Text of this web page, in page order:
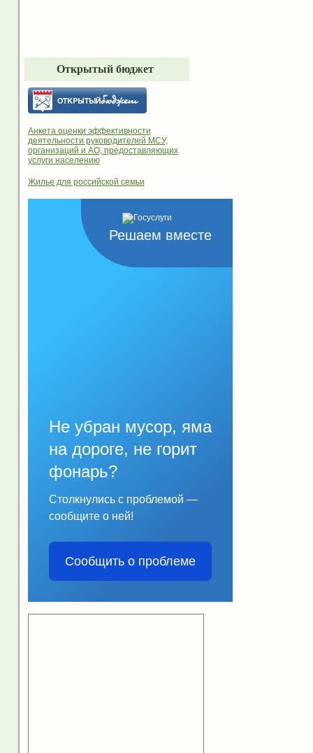
Открытый бюджет
Анкета оценки эффективности
деятельности руководителей МСУ,
организаций и АО, предоставляющих
услуги населению
Жилье для российской семьи
Решаем вместе
Не убран мусор, яма
на дороге, не горит
фонарь?
Столкнулись с проблемой —
сообщите о ней!
Сообщить о проблеме